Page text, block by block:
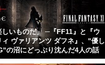
しいものだ」 ─『FF11』と『ウ
ィ ヴァリアンツ ダフネ』、"優し
の沼にどっぷり沈んだ4人の話